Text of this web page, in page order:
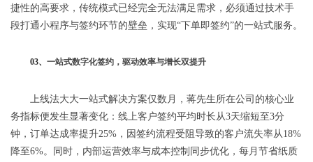
捷性的高要求，传统模式已经完全无法满足需求，必须通过技术手
段打通小程序与签约环节的壁垒，实现“下单即签约”的一站式服务。
03、 一站式数字化签约，驱动效率与增长双提升
上线法大大一站式解决方案仅数月，蒋先生所在公司的核心业
务指标便发生显著变化：线上客户签约平均时长从3天缩短至3分
钟，订单达成率提升25%，因签约流程受阻导致的客户流失率从18%
降至6%。同时，内部运营效率与成本控制同步优化，每月节省纸质